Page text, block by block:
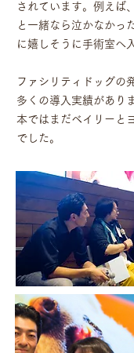
されています。例えば、
と一緒なら泣かなかっ
に嬉しそうに手術室へ
ファシリティドッグの
多くの導入実績があり
本ではまだベイリーと
でした。